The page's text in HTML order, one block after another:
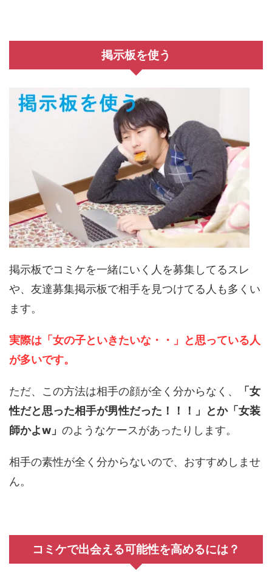
掲示板を使う
掲示板でコミケを一緒にいく人を募集してるスレ
や、友達募集掲示板で相手を見つけてる人も多くい
ます。
実際は「女の子といきたいな・・」と思っている人
が多いです。
ただ、この方法は相手の顔が全く分からなく、
「女
性だと思った相手が男性だった！！！」とか「女装
師かよw」 のようなケースがあったりします。
相手の素性が全く分からないので、おすすめしませ
ん。
コミケで出会える可能性を高めるには？